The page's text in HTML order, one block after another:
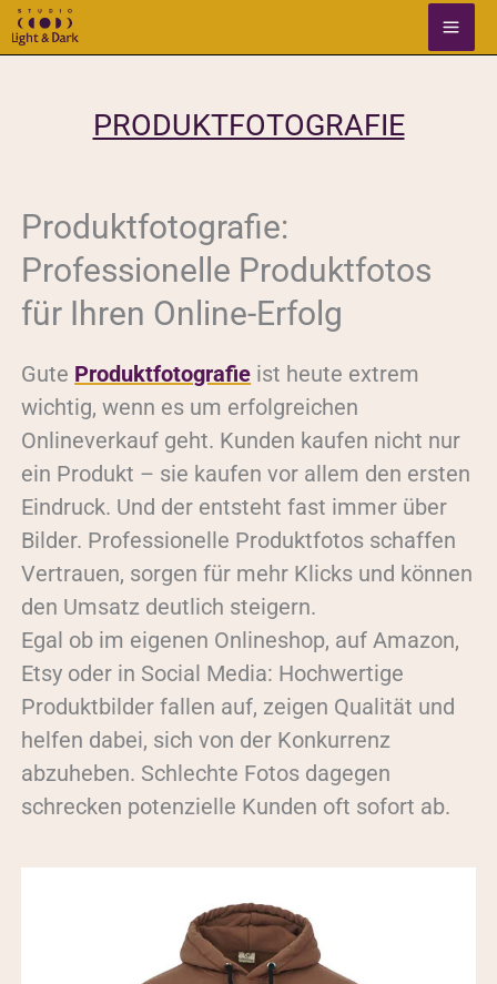
Μετάβαση
στο
PRODUKTFOTOGRAFIE
Produktfotografie:
Professionelle Produktfotos
für Ihren Online-Erfolg
Gute Produktfotografie ist heute extrem
wichtig, wenn es um erfolgreichen
Onlineverkauf geht. Kunden kaufen nicht nur
ein Produkt – sie kaufen vor allem den ersten
Eindruck. Und der entsteht fast immer über
Bilder. Professionelle Produktfotos schaffen
Vertrauen, sorgen für mehr Klicks und können
den Umsatz deutlich steigern.
Egal ob im eigenen Onlineshop, auf Amazon,
Etsy oder in Social Media: Hochwertige
Produktbilder fallen auf, zeigen Qualität und
helfen dabei, sich von der Konkurrenz
abzuheben. Schlechte Fotos dagegen
schrecken potenzielle Kunden oft sofort ab.